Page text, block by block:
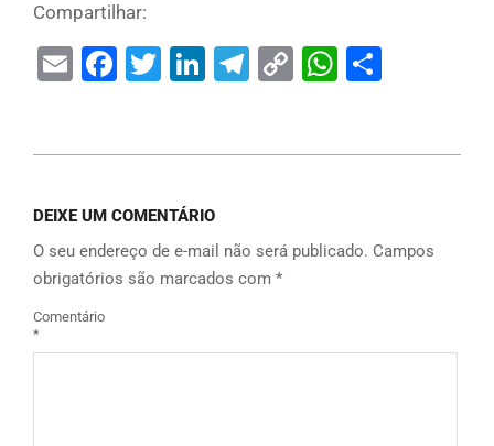
Compartilhar:
EmailFacebook
Twitter
LinkedIn
Telegram
Copy
DEIXE UM COMENTÁRIO
O seu endereço de e-mail não será publicado. Campos
obrigatórios são marcados com *
Comentário
*